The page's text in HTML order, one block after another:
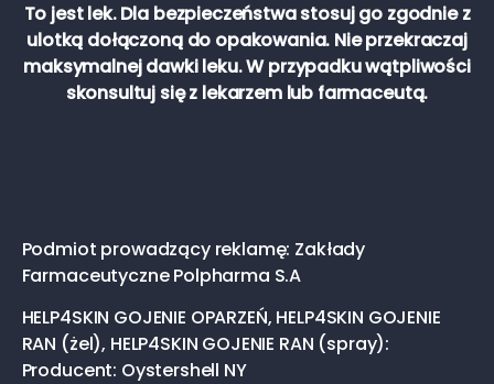
To jest lek. Dla bezpieczeństwa stosuj go zgodnie z
ulotką dołączoną do opakowania. Nie przekraczaj
maksymalnej dawki leku. W przypadku wątpliwości
skonsultuj się z lekarzem lub farmaceutą.
Podmiot prowadzący reklamę: Zakłady
Farmaceutyczne Polpharma S.A
HELP4SKIN GOJENIE OPARZEŃ, HELP4SKIN GOJENIE
RAN (żel), HELP4SKIN GOJENIE RAN (spray):
Producent: Oystershell NY